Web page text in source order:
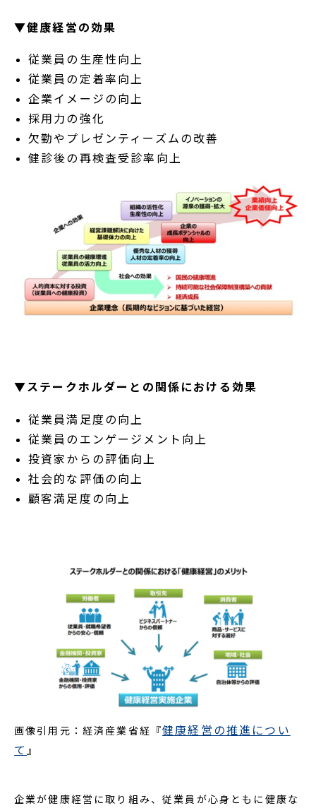
▼健康経営の効果
従業員の生産性向上
従業員の定着率向上
企業イメージの向上
採用力の強化
欠勤やプレゼンティーズムの改善
健診後の再検査受診率向上
▼ステークホルダーとの関係における効果
従業員満足度の向上
従業員のエンゲージメント向上
投資家からの評価向上
社会的な評価の向上
顧客満足度の向上
画像引用元：経済産業省経『健康経営の推進につい
て』
企業が健康経営に取り組み、従業員が心身ともに健康な